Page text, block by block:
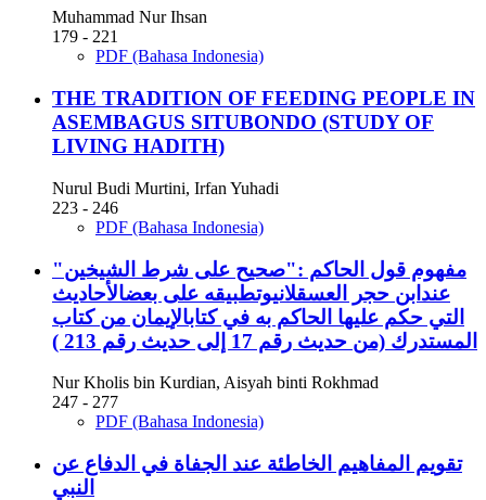
Muhammad Nur Ihsan
179 - 221
PDF (Bahasa Indonesia)
THE TRADITION OF FEEDING PEOPLE IN
ASEMBAGUS SITUBONDO (STUDY OF
LIVING HADITH)
Nurul Budi Murtini, Irfan Yuhadi
223 - 246
PDF (Bahasa Indonesia)
مفهوم قول الحاكم :"صحيح على شرط الشيخين"
عندابن حجر العسقلانيوتطبيقه على بعضالأحاديث
التي حكم عليها الحاكم به في كتابالإيمان من كتاب
المستدرك (من حديث رقم 17 إلى حديث رقم 213 )
Nur Kholis bin Kurdian, Aisyah binti Rokhmad
247 - 277
PDF (Bahasa Indonesia)
تقويم المفاهيم الخاطئة عند الجفاة في الدفاع عن
النبي